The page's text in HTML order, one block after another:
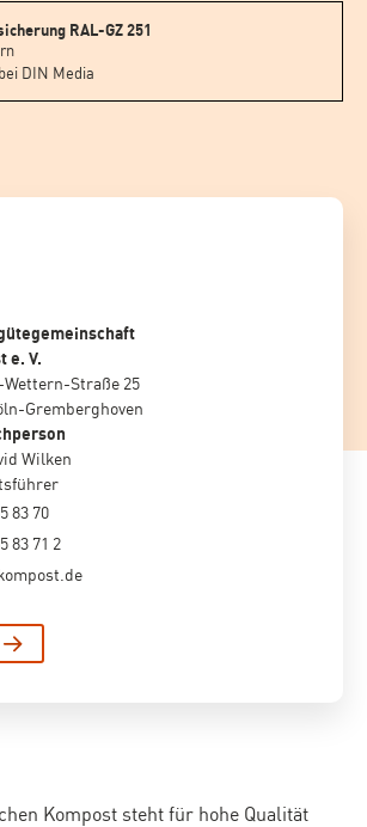
RAL-GZ 251
DIN Media
e. V.
Straße 25
Gremberghoven
Wilken
83 70
83 71 2
Kompost steht für hohe Qualität